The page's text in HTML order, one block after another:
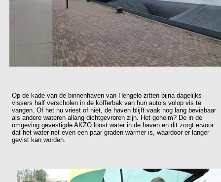
Op de kade van de binnenhaven van Hengelo zitten bijna dagelijks
vissers half verscholen in de kofferbak van hun auto’s volop vis te
vangen. Of het nu vriest of niet, de haven blijft vaak nog lang bevisbaar
als andere wateren allang dichtgevroren zijn. Het geheim? De in de
omgeving gevestigde AKZO loost water in de haven en dit zorgt ervoor
dat het water net even een paar graden warmer is, waardoor er langer
gevist kan worden.